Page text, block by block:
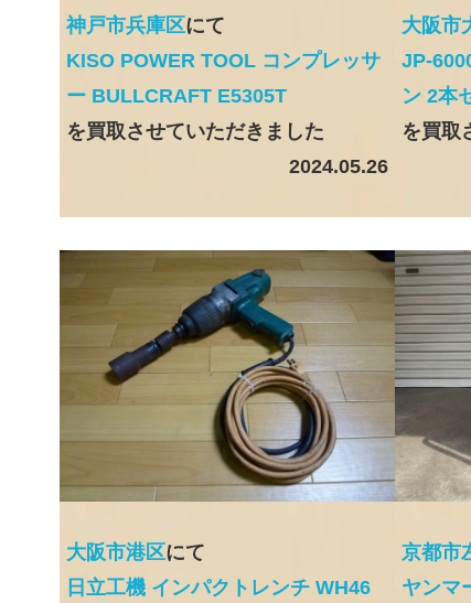
神戸市兵庫区にて
KISO POWER TOOL コンプレッサ
ー BULLCRAFT E5305T
を買取させていただきました
2024.05.26
大阪市
JP-
ン 2本
を買取
大阪市港区にて
日立工機 インパクトレンチ WH46
京都市
ヤンマ